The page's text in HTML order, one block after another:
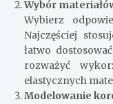
Wybór
Wybierz
Najczęściej
łatwo
rozważyć
elastycznych
Modelowanie